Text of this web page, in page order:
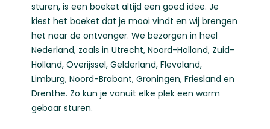
sturen, is een boeket altijd een goed idee. Je
kiest het boeket dat je mooi vindt en wij brengen
het naar de ontvanger. We bezorgen in heel
Nederland, zoals in Utrecht, Noord-Holland, Zuid-
Holland, Overijssel, Gelderland, Flevoland,
Limburg, Noord-Brabant, Groningen, Friesland en
Drenthe. Zo kun je vanuit elke plek een warm
gebaar sturen.